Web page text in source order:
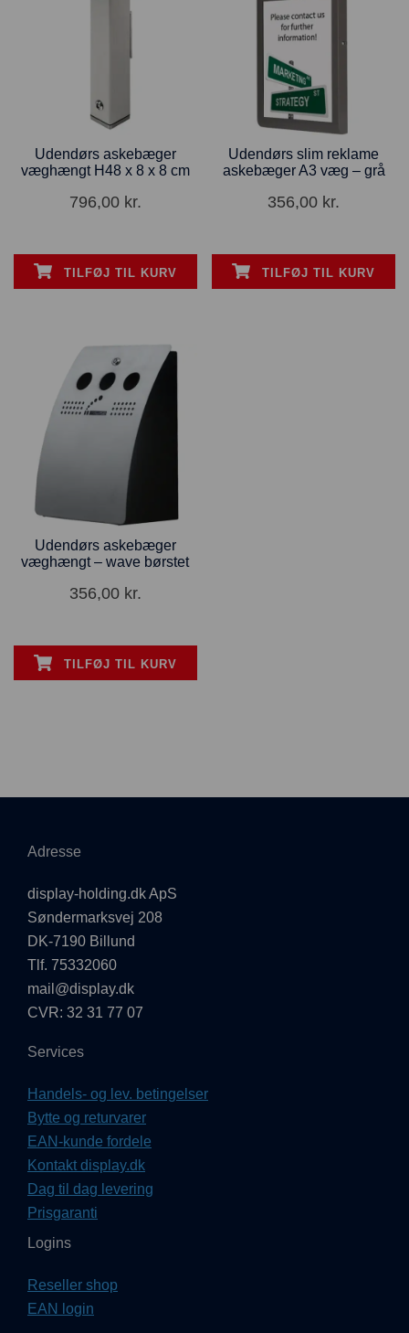
Udendørs askebæger
væghængt H48 x 8 x 8 cm
796,00 kr.
TILFØJ TIL KURV
Udendørs slim reklame
askebæger A3 væg – grå
356,00 kr.
TILFØJ TIL KURV
Udendørs askebæger
væghængt – wave børstet
356,00 kr.
TILFØJ TIL KURV
Adresse
display-holding.dk ApS
Søndermarksvej 208
DK-7190 Billund
Tlf. 75332060
mail@display.dk
CVR: 32 31 77 07
Services
Handels- og lev. betingelser
Bytte og returvarer
EAN-kunde fordele
Kontakt display.dk
Dag til dag levering
Prisgaranti
Logins
Reseller shop
EAN login